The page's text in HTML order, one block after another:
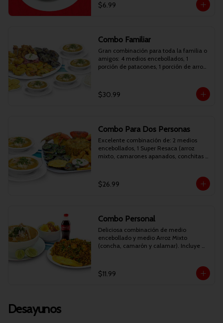
$6.99
Combo Familiar
Gran combinación para toda la familia o
amigos: 4 medios encebollados, 1
porción de patacones, 1 porción de arroz
deditos de pescado apanados, conchitas
asadas, patacones y curtido). Incluye
$30.99
Combo Para Dos Personas
Excelente combinación de: 2 medios
encebollados, 1 Super Resaca (arroz
mixto, camarones apanados, conchitas
$26.99
Combo Personal
Deliciosa combinación de medio
encebollado y medio Arroz Mixto
(concha, camarón y calamar). Incluye
$11.99
Desayunos